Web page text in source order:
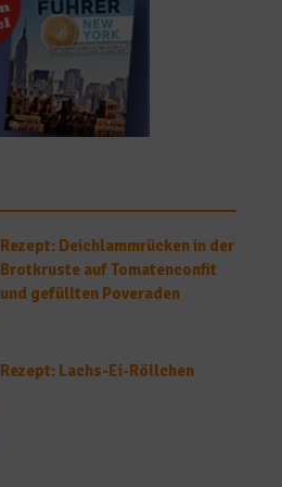
Rezept: Deichlammrücken in der
Brotkruste auf Tomatenconfit
und gefüllten Poveraden
Rezept: Lachs-Ei-Röllchen